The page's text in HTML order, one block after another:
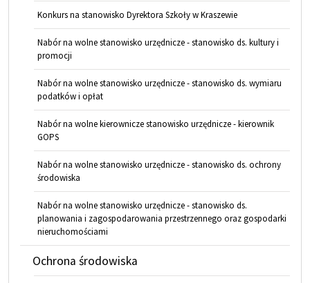
Konkurs na stanowisko Dyrektora Szkoły w Kraszewie
Nabór na wolne stanowisko urzędnicze - stanowisko ds. kultury i
promocji
Nabór na wolne stanowisko urzędnicze - stanowisko ds. wymiaru
podatków i opłat
Nabór na wolne kierownicze stanowisko urzędnicze - kierownik
GOPS
Nabór na wolne stanowisko urzędnicze - stanowisko ds. ochrony
środowiska
Nabór na wolne stanowisko urzędnicze - stanowisko ds.
planowania i zagospodarowania przestrzennego oraz gospodarki
nieruchomościami
Ochrona środowiska